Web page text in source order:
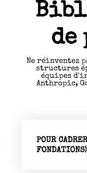
de
Ne réinventez
structures
équipes
Anthropic,
POUR
FONDATIONS)